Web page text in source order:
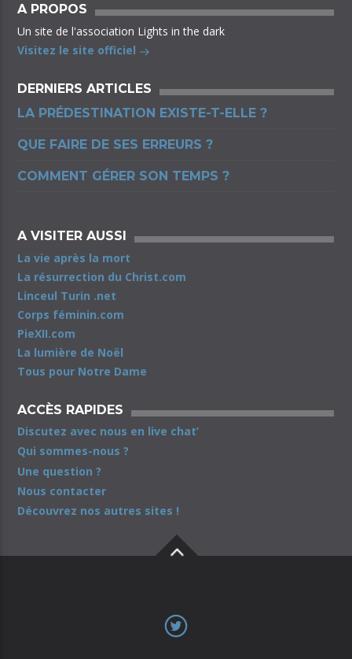
A PROPOS
Un site de l'association Lights in the dark
Visitez le site officiel
DERNIERS ARTICLES
LA PRÉDESTINATION EXISTE-T-ELLE ?
QUE FAIRE DE SES ERREURS ?
COMMENT GÉRER SON TEMPS ?
A VISITER AUSSI
La vie après la mort
La résurrection du Christ.com
Linceul Turin .net
Corps féminin.com
PieXII.com
La lumière de Noël
Tous pour Notre Dame
ACCÈS RAPIDES
Discutez avec nous en live chat’
Qui sommes-nous ?
Une question ?
Nous contacter
Découvrez nos autres sites !